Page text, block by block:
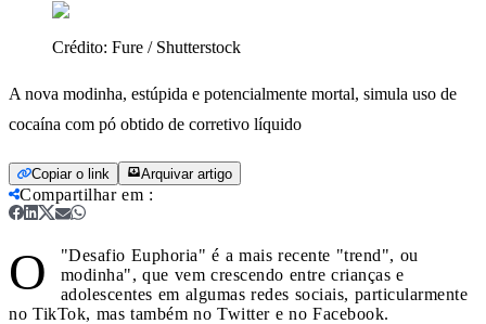
Crédito: Fure / Shutterstock
A nova modinha, estúpida e potencialmente mortal, simula uso de
cocaína com pó obtido de corretivo líquido
Copiar o link Arquivar artigo
Compartilhar em :
O
"Desafio Euphoria" é a mais recente "trend", ou
modinha", que vem crescendo entre crianças e
adolescentes em algumas redes sociais, particularmente
no TikTok, mas também no Twitter e no Facebook.